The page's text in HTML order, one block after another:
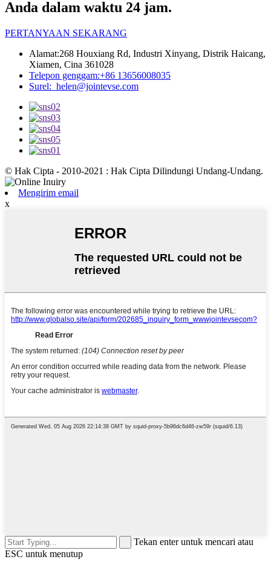
Anda dalam waktu 24 jam.
PERTANYAAN SEKARANG
Alamat:268 Houxiang Rd, Industri Xinyang, Distrik Haicang,
Xiamen, Cina 361028
Telepon genggam:+86 13656008035
Surel: helen@jointevse.com
© Hak Cipta - 2010-2021 : Hak Cipta Dilindungi Undang-Undang.
Mengirim email
x
Tekan enter untuk mencari atau
ESC untuk menutup